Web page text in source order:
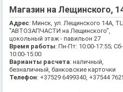
Магазин на Лещинского,
Адрес: Минск, ул. Лещинского 14А, ТЦ
"АВТОЗАПЧАСТИ на Лещинского",
цокольный этаж - павильон 27
Время работы: Пн-Пт: 10:00-17:55;
10:00-15:00
Варианты расчета: наличный,
безналичный, банковские карточки
Телефон: +37529 6499340, +37544